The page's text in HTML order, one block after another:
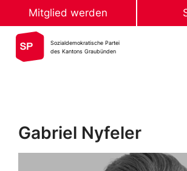
Mitglied werden
Sozialdemokratische Partei
des Kantons Graubünden
Gabriel Nyfeler